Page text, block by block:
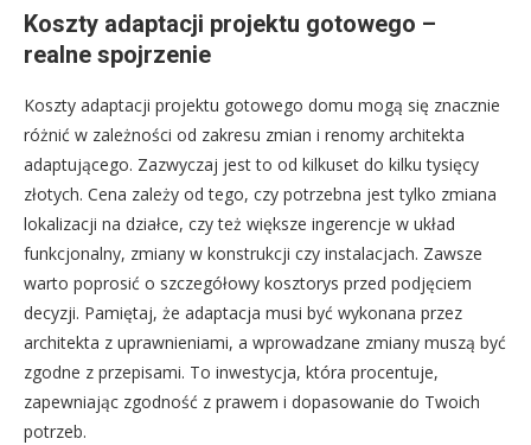
Koszty adaptacji projektu gotowego –
realne spojrzenie
Koszty adaptacji projektu gotowego domu mogą się znacznie
różnić w zależności od zakresu zmian i renomy architekta
adaptującego. Zazwyczaj jest to od kilkuset do kilku tysięcy
złotych. Cena zależy od tego, czy potrzebna jest tylko zmiana
lokalizacji na działce, czy też większe ingerencje w układ
funkcjonalny, zmiany w konstrukcji czy instalacjach. Zawsze
warto poprosić o szczegółowy kosztorys przed podjęciem
decyzji. Pamiętaj, że adaptacja musi być wykonana przez
architekta z uprawnieniami, a wprowadzane zmiany muszą być
zgodne z przepisami. To inwestycja, która procentuje,
zapewniając zgodność z prawem i dopasowanie do Twoich
potrzeb.